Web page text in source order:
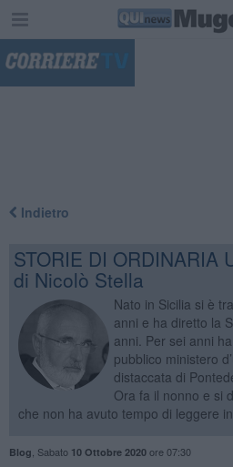
Indietro
STORIE DI ORDINARIA
di Nicolò Stella
Nato in Sicilia si è
anni e ha diretto la
anni. Per sei anni
pubblico ministero
distaccata di
Ora fa il nonno e si
che non ha avuto tempo di leggere
Blog Sabato 10 Ottobre 2020ore 07:30